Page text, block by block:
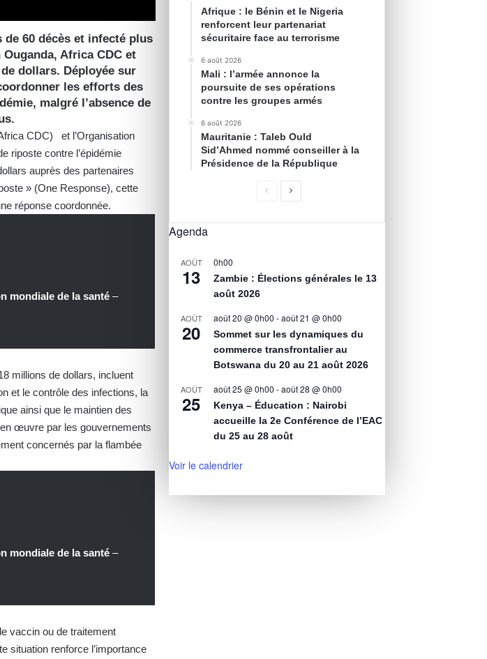
de 60 décès et infecté plus
Africa CDC et
dollars. Déployée sur
les efforts des
malgré l’absence de
CDC) et l’Organisation
riposte contre l’épidémie
auprès des partenaires
» (One Response), cette
réponse coordonnée.
mondiale de la santé–
millions de dollars, incluent
et le contrôle des infections, la
ainsi que le maintien des
œuvre par les gouvernements
concernés par la flambée
mondiale de la santé–
vaccin ou de traitement
situation renforce l’importance
Afrique : le Bénin et le Nigeria
renforcent leur partenariat
sécuritaire face au terrorisme
6 août 2026
Mali : l’armée annonce la
poursuite de ses opérations
contre les groupes armés
6 août 2026
Mauritanie : Taleb Ould
Sid’Ahmed nommé conseiller à la
Présidence de la République
Agenda
AOÛT
13
0h00
Zambie : Élections générales le 13
août 2026
AOÛT
20
août 20 @ 0h00 -août 21 @ 0h00
Sommet sur les dynamiques du
commerce transfrontalier au
Botswana du 20 au 21 août 2026
AOÛT
25
août 25 @ 0h00 -août 28 @ 0h00
Kenya – Éducation : Nairobi
accueille la 2e Conférence de l’EAC
du 25 au 28 août
Voir le calendrier